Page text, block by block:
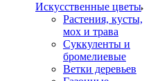
Искусственные цветы
Растения, кусты,
мох и трава
Суккуленты и
бромелиевые
Ветки деревьев